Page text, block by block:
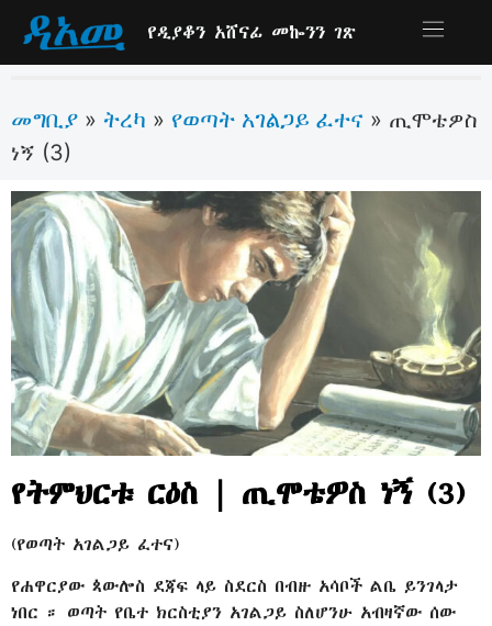
የዲያቆን አሸናፊ መኰንን ገጽ
መግቢያ » ትረካ » የወጣት አገልጋይ ፈተና » ጢሞቴዎስ
ነኝ (3)
የትምህርቱ ርዕስ | ጢሞቴዎስ ነኝ (3)
(የወጣት አገልጋይ ፈተና)
የሐዋርያው ጳውሎስ ደጃፍ ላይ ስደርስ በብዙ አሳቦች ልቤ ይንገላታ
ነበር ። ወጣት የቤተ ክርስቲያን አገልጋይ ስለሆንሁ አብዛኛው ሰው